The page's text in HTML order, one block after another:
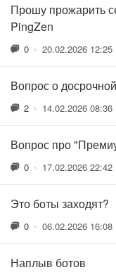
Прошу прожарить
PingZen
0 • 20.02.2026 12:25
Вопрос о
2 • 14.02.2026 08:36
Вопрос про
0 • 17.02.2026 22:42
Это боты заходят?
0 • 06.02.2026 16:08
Наплыв ботов